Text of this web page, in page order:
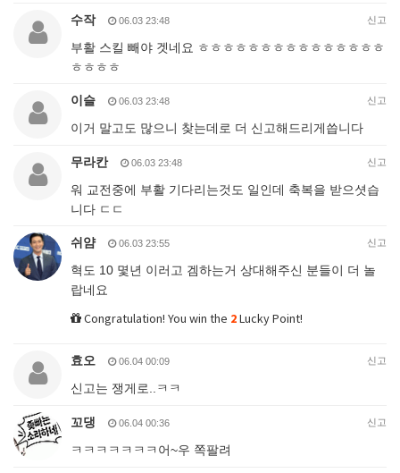
수작 06.03 23:48 신고
부활 스킬 빼야 겟네요 ㅎㅎㅎㅎㅎㅎㅎㅎㅎㅎㅎㅎㅎㅎㅎ
ㅎㅎㅎㅎ
이슬 06.03 23:48 신고
이거 말고도 많으니 찾는데로 더 신고해드리게씁니다
무라칸 06.03 23:48 신고
워 교전중에 부활 기다리는것도 일인데 축복을 받으셧습
니다 ㄷㄷ
쉬얌 06.03 23:55 신고
혁도 10 몇년 이러고 겜하는거 상대해주신 분들이 더 놀
랍네요
Congratulation! You win the 2Lucky Point!
효오 06.04 00:09 신고
신고는 쟁게로..ㅋㅋ
꼬댕 06.04 00:36 신고
ㅋㅋㅋㅋㅋㅋㅋ어~우 쪽팔려